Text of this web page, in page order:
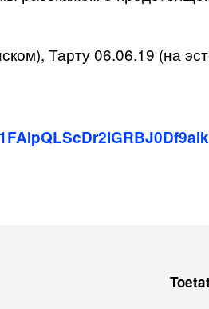
Тарту 06.06.19 (на